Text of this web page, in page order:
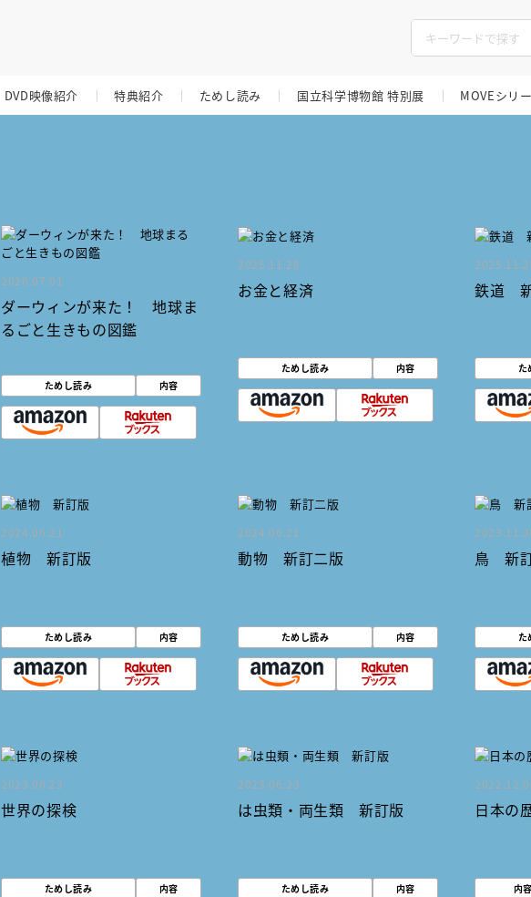
DVD映像紹介 特典紹介 ためし読み 国立科学博物館 特別展 MOVEシリ
2026.07.01
ダーウィンが来た！ 地球ま
るごと生きもの図鑑
ためし読み 内容
2025.11.28
お金と経済
ためし読み 内容
鉄道
た
2024.06.21
植物 新訂版
ためし読み 内容
2024.06.21
動物 新訂二版
ためし読み 内容
鳥 新
た
2023.06.23
世界の探検
ためし読み 内容
2023.06.23
は虫類・両生類 新訂版
ためし読み 内容
日本の
内容